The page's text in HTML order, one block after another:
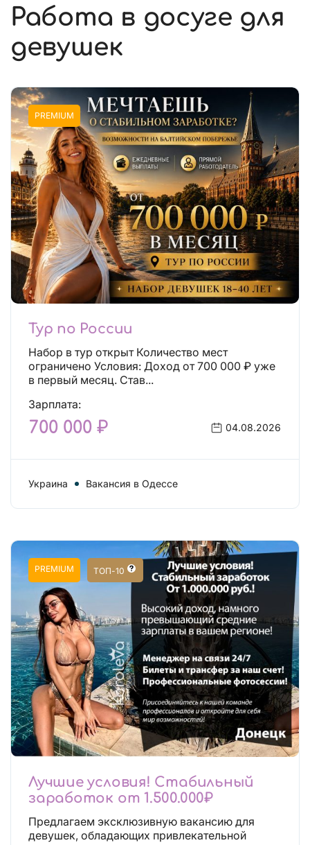
Работа в досуге для
девушек
PREMIUM
Тур по России
Набор в тур открыт Количество мест
ограничено Условия: Доход от 700 000 ₽ уже
в первый месяц. Став...
Зарплата:
700 000 ₽ 04.08.2026
Украина Вакансия в Одессе
PREMIUM ТОП-10
Лучшие условия! Стабильный
заработок от 1.500.000₽
Предлагаем эксклюзивную вакансию для
девушек, обладающих привлекательной